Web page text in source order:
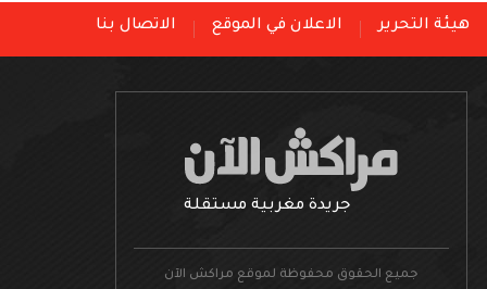
هيئة التحرير الاعلان في الموقع الاتصال بنا
جريدة مغربية مستقلة
جميع الحقوق محفوظة لموقع مراكش الآن